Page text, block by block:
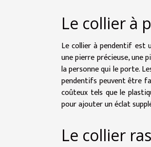
Le collier à
Le collier à pendentif est
une pierre précieuse, une
la personne qui le porte.
pendentifs peuvent être
coûteux tels que le
pour ajouter un éclat
Le collier